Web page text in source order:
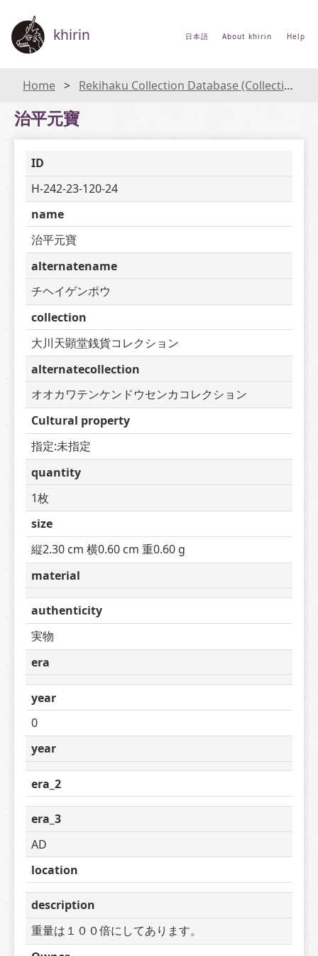
khirin 日本語 About khirin Help
Home Rekihaku Collection Database (Collections Database of the National Museum of Japanese History)
治平元寶
ID
H-242-23-120-24
name
治平元寶
alternatename
チヘイゲンポウ
collection
大川天顕堂銭貨コレクション
alternatecollection
オオカワテンケンドウセンカコレクション
Cultural property
指定:未指定
quantity
1枚
size
縦2.30 cm 横0.60 cm 重0.60 g
material
authenticity
実物
era
year
0
year
era_2
era_3
AD
location
description
重量は１００倍にしてあります。